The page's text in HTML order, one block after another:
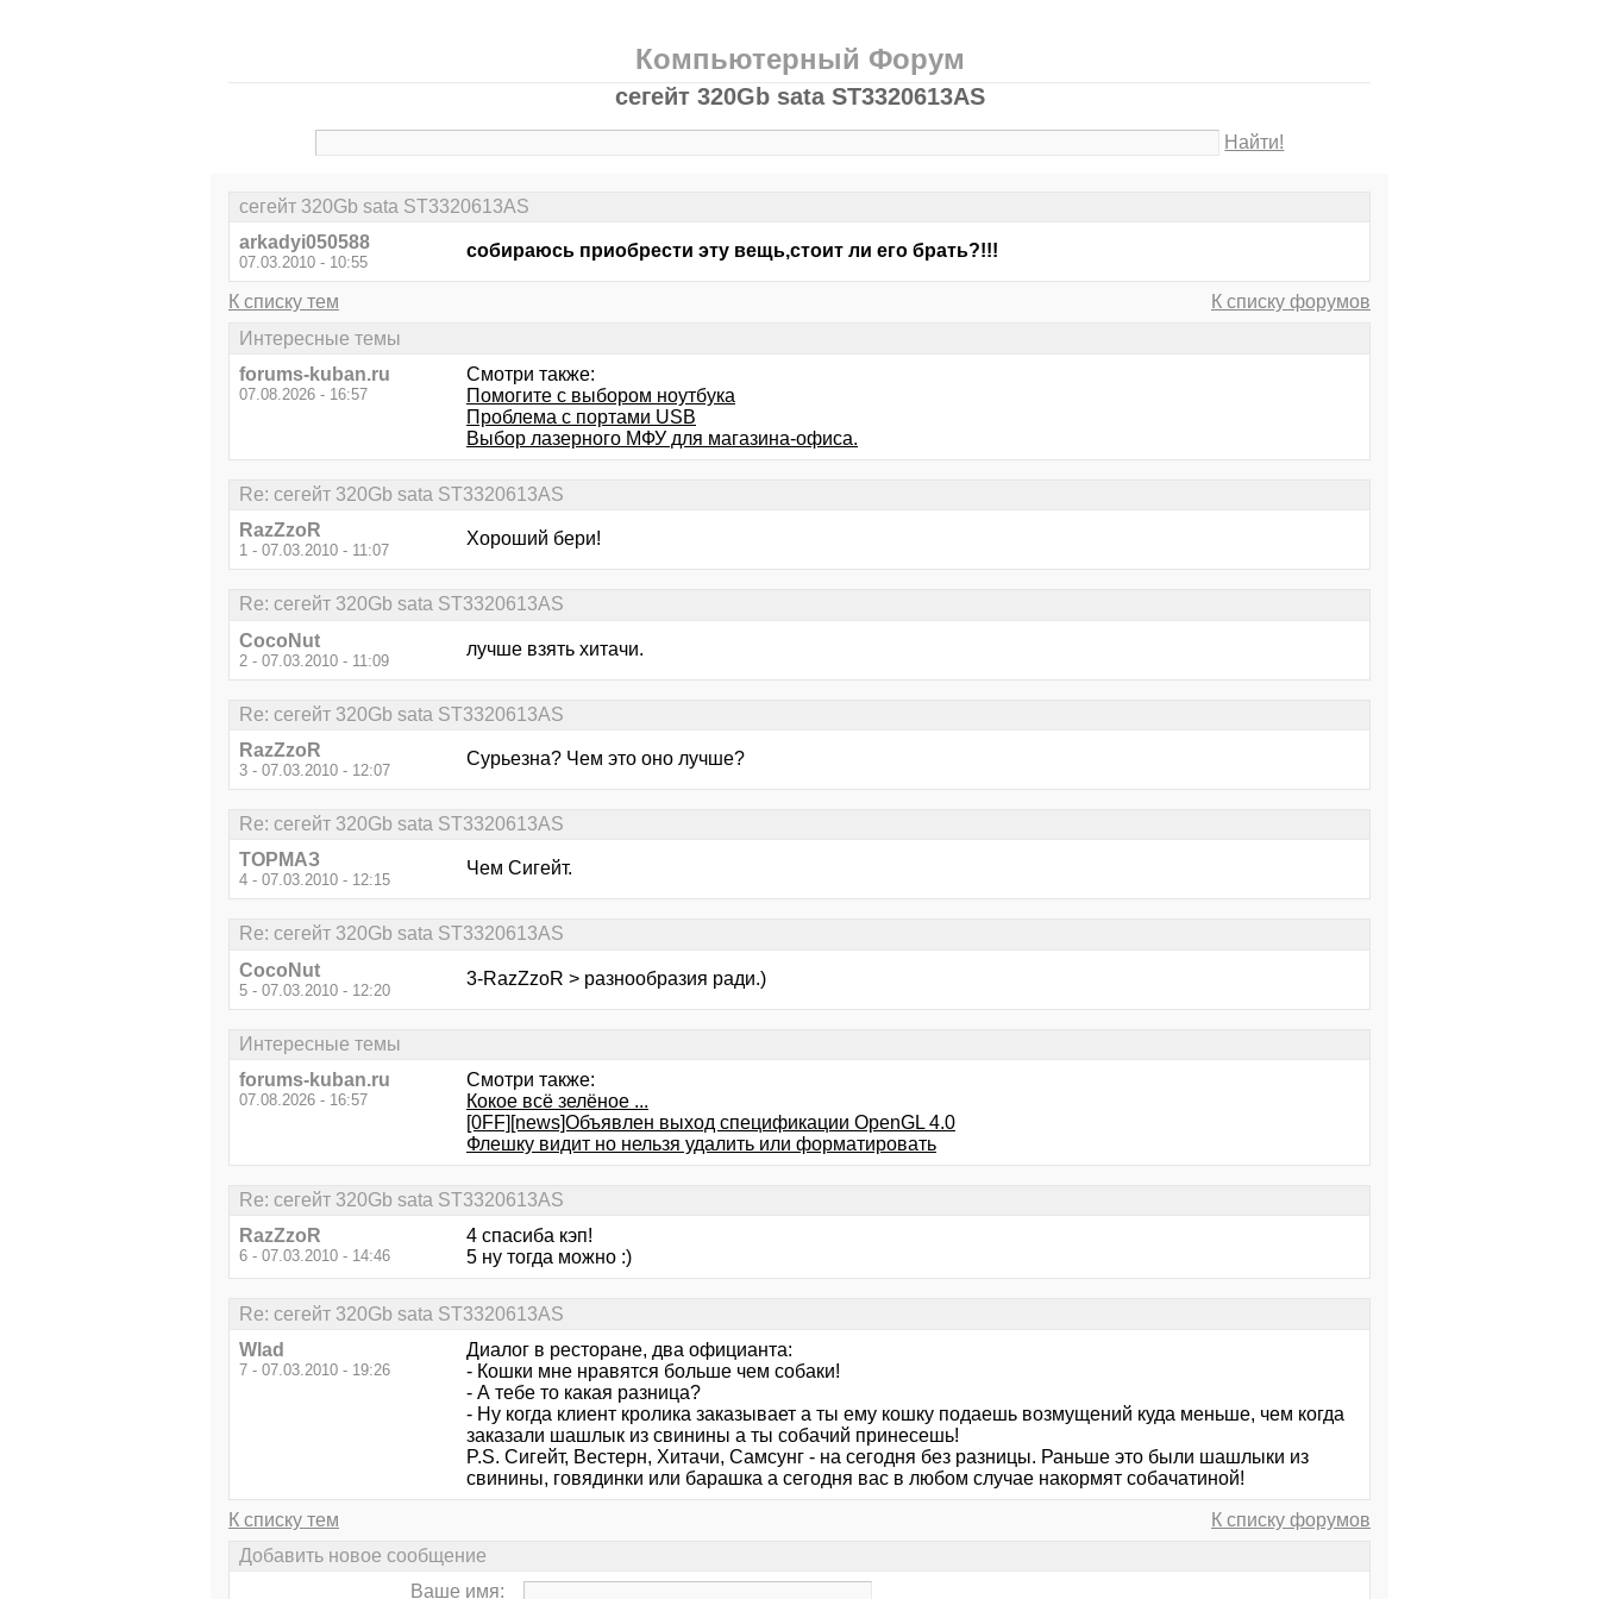
Компьютерный Форум
сегейт 320Gb sata ST3320613AS
Найти!
сегейт 320Gb sata ST3320613AS
arkadyi050588
07.03.2010 - 10:55
собираюсь приобрести эту вещь,стоит ли его брать?!!!
К списку тем
К списку форумов
Интересные темы
forums-kuban.ru
07.08.2026 - 16:57
Смотри также:
Помогите с выбором ноутбука
Проблема с портами USB
Выбор лазерного МФУ для магазина-офиса.
Re: сегейт 320Gb sata ST3320613AS
RazZzoR
1 - 07.03.2010 - 11:07
Хороший бери!
Re: сегейт 320Gb sata ST3320613AS
CocoNut
2 - 07.03.2010 - 11:09
лучше взять хитачи.
Re: сегейт 320Gb sata ST3320613AS
RazZzoR
3 - 07.03.2010 - 12:07
Сурьезна? Чем это оно лучше?
Re: сегейт 320Gb sata ST3320613AS
ТОРМАЗ
4 - 07.03.2010 - 12:15
Чем Сигейт.
Re: сегейт 320Gb sata ST3320613AS
CocoNut
5 - 07.03.2010 - 12:20
3-RazZzoR > разнообразия ради.)
Интересные темы
forums-kuban.ru
07.08.2026 - 16:57
Смотри также:
Кокое всё зелёное ...
[0FF][news]Объявлен выход спецификации OpenGL 4.0
Флешку видит но нельзя удалить или форматировать
Re: сегейт 320Gb sata ST3320613AS
RazZzoR
6 - 07.03.2010 - 14:46
4 спасиба кэп!
5 ну тогда можно :)
Re: сегейт 320Gb sata ST3320613AS
Wlad
7 - 07.03.2010 - 19:26
Диалог в ресторане, два официанта:
- Кошки мне нравятся больше чем собаки!
- А тебе то какая разница?
- Ну когда клиент кролика заказывает а ты ему кошку подаешь возмущений куда меньше, чем когда
заказали шашлык из свинины а ты собачий принесешь!
P.S. Сигейт, Вестерн, Хитачи, Самсунг - на сегодня без разницы. Раньше это были шашлыки из
свинины, говядинки или барашка а сегодня вас в любом случае накормят собачатиной!
К списку тем
К списку форумов
Добавить новое сообщение
Ваше имя: